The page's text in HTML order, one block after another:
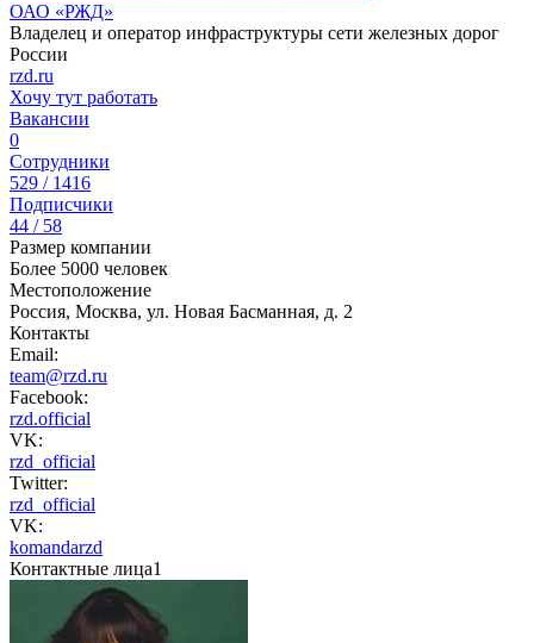
ОАО «РЖД»
Владелец и оператор инфраструктуры сети железных дорог
России
rzd.ru
Хочу тут работать
Вакансии
0
Сотрудники
529 / 1416
Подписчики
44 / 58
Размер компании
Более 5000 человек
Местоположение
Россия, Москва, ул. Новая Басманная, д. 2
Контакты
Email:
team@rzd.ru
Facebook:
rzd.official
VK:
rzd_official
Twitter:
rzd_official
VK:
komandarzd
Контактные лица1